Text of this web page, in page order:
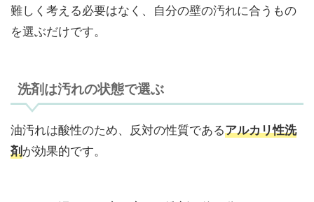
難しく考える必要はなく、自分の壁の汚れに合うもの
を選ぶだけです。
洗剤は汚れの状態で選ぶ
油汚れは酸性のため、反対の性質であるアルカリ性洗
剤が効果的です。